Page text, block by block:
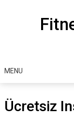
MENU
Ücretsiz